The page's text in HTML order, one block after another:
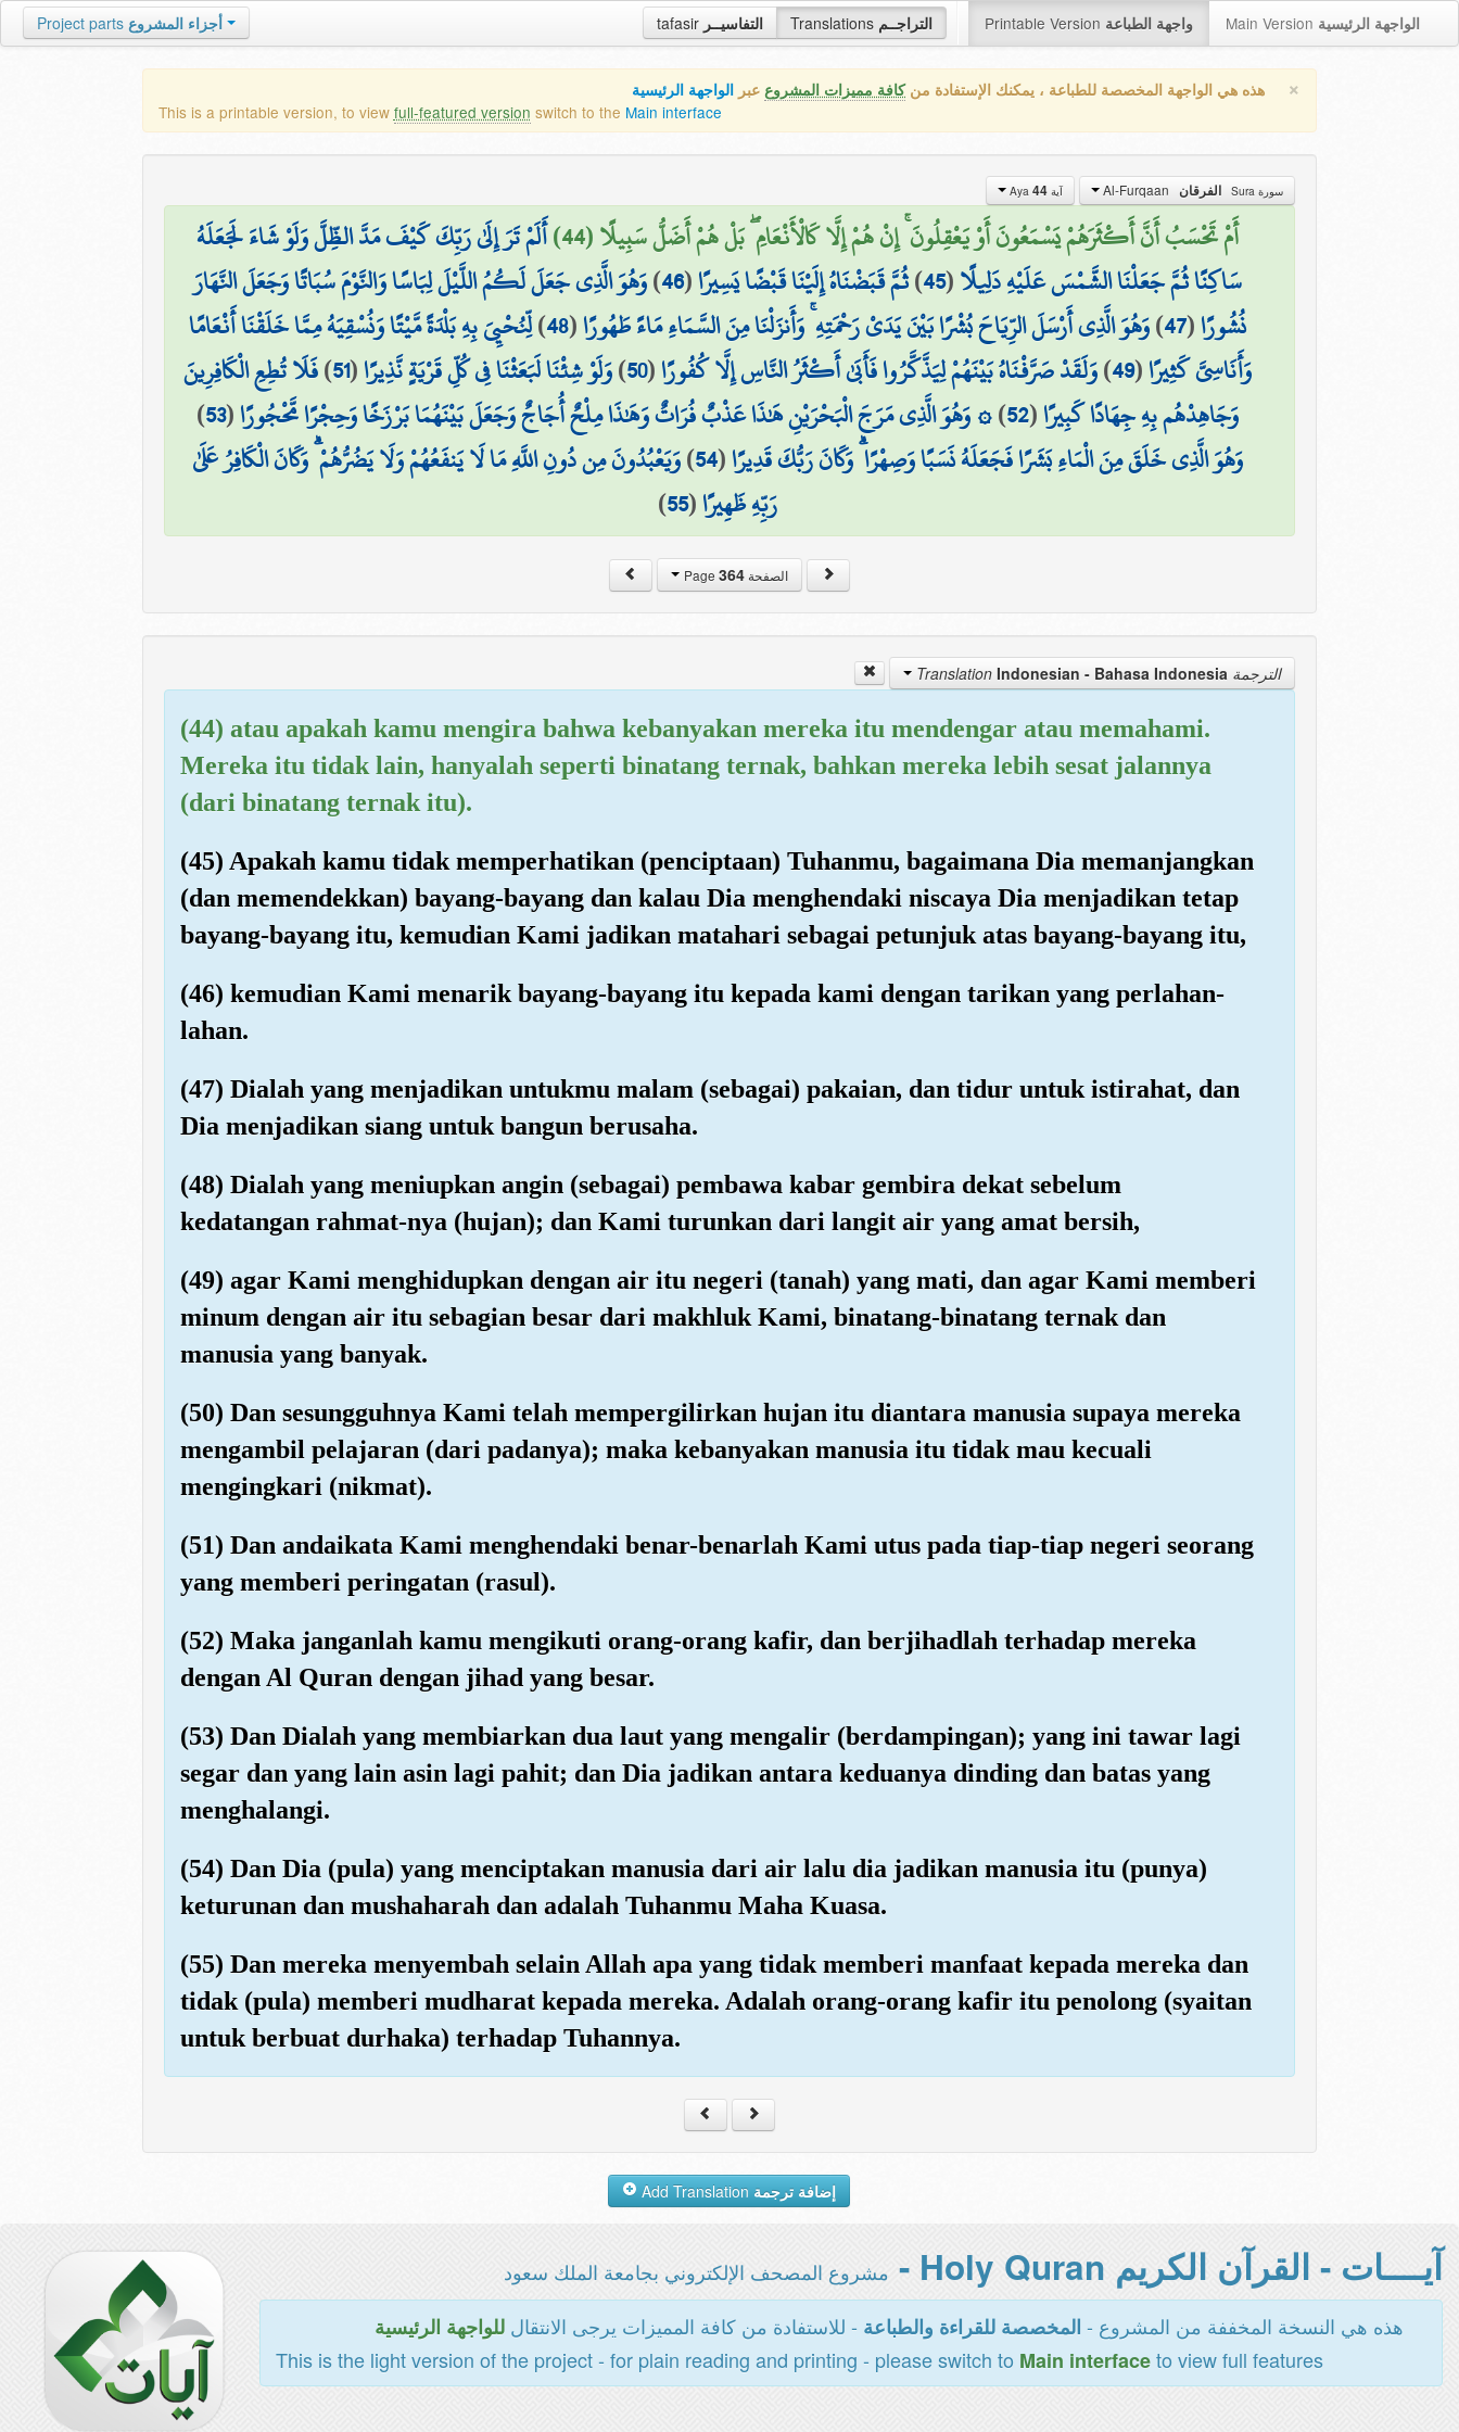
tafasir التفاسيــر Translations التراجــم Printable Version واجهة الطباعة Main Version الواجهة الرئيسية Project parts أجزاء المشروع
× هذه هي الواجهة المخصصة للطباعة ، يمكنك الإستفادة منكافة مميزات المشروع عبر الواجهة الرئيسية
This is a printable version, to view full-featured version switch to the Main interface
سورة Sura الفرقان آية Aya 44
أَمْ تَحْسَبُ أَنَّ أَكْثَرَهُمْ يَسْمَعُونَ أَوْ يَعْقِلُونَ ۚ إِنْ هُمْ إِلَّا كَالْأَنْعَامِ ۖ بَلْ هُمْ أَضَلُّ سَبِيلًا (44)
أَلَمْ تَرَ إِلَىٰ رَبِّكَ كَيْفَ مَدَّ الظِّلَّ وَلَوْ شَاءَ لَجَعَلَهُ
سَاكِنًا ثُمَّ جَعَلْنَا الشَّمْسَ عَلَيْهِ دَلِيلًا(
45
)ثُمَّ قَبَضْنَاهُ إِلَيْنَا قَبْضًا يَسِيرًا(
46
)وَهُوَ الَّذِي جَعَلَ لَكُمُ اللَّيْلَ لِبَاسًا وَالنَّوْمَ سُبَاتًا وَجَعَلَ النَّهَارَ
نُشُورًا(
47
)وَهُوَ الَّذِي أَرْسَلَ الرِّيَاحَ بُشْرًا بَيْنَ يَدَيْ رَحْمَتِهِ ۚ وَأَنزَلْنَا مِنَ السَّمَاءِ مَاءً طَهُورًا(
48
)لِّنُحْيِيَ بِهِ بَلْدَةً مَّيْتًا وَنُسْقِيَهُ مِمَّا خَلَقْنَا أَنْعَامًا
وَأَنَاسِيَّ كَثِيرًا(
49
)وَلَقَدْ صَرَّفْنَاهُ بَيْنَهُمْ لِيَذَّكَّرُوا فَأَبَىٰ أَكْثَرُ النَّاسِ إِلَّا كُفُورًا(
50
)وَلَوْ شِئْنَا لَبَعَثْنَا فِي كُلِّ قَرْيَةٍ نَّذِيرًا(
51
)فَلَا تُطِعِ الْكَافِرِينَ
وَجَاهِدْهُم بِهِ جِهَادًا كَبِيرًا(
52
)۞ وَهُوَ الَّذِي مَرَجَ الْبَحْرَيْنِ هَٰذَا عَذْبٌ فُرَاتٌ وَهَٰذَا مِلْحٌ أُجَاجٌ وَجَعَلَ بَيْنَهُمَا بَرْزَخًا وَحِجْرًا مَّحْجُورًا(
53
)
وَهُوَ الَّذِي خَلَقَ مِنَ الْمَاءِ بَشَرًا فَجَعَلَهُ نَسَبًا وَصِهْرًا ۗ وَكَانَ رَبُّكَ قَدِيرًا(
54
)وَيَعْبُدُونَ مِن دُونِ اللَّهِ مَا لَا يَنفَعُهُمْ وَلَا يَضُرُّهُمْ ۗ وَكَانَ الْكَافِرُ عَلَىٰ
رَبِّهِ ظَهِيرًا(
55
)
الصفحة Page364
الترجمة Translation Indonesian - Bahasa Indonesia
(44) atau apakah kamu mengira bahwa kebanyakan mereka itu mendengar atau memahami.
Mereka itu tidak lain, hanyalah seperti binatang ternak, bahkan mereka lebih sesat jalannya
(dari binatang ternak itu).
(45) Apakah kamu tidak memperhatikan (penciptaan) Tuhanmu, bagaimana Dia memanjangkan
(dan memendekkan) bayang-bayang dan kalau Dia menghendaki niscaya Dia menjadikan tetap
bayang-bayang itu, kemudian Kami jadikan matahari sebagai petunjuk atas bayang-bayang itu,
(46) kemudian Kami menarik bayang-bayang itu kepada kami dengan tarikan yang perlahan-
lahan.
(47) Dialah yang menjadikan untukmu malam (sebagai) pakaian, dan tidur untuk istirahat, dan
Dia menjadikan siang untuk bangun berusaha.
(48) Dialah yang meniupkan angin (sebagai) pembawa kabar gembira dekat sebelum
kedatangan rahmat-nya (hujan); dan Kami turunkan dari langit air yang amat bersih,
(49) agar Kami menghidupkan dengan air itu negeri (tanah) yang mati, dan agar Kami memberi
minum dengan air itu sebagian besar dari makhluk Kami, binatang-binatang ternak dan
manusia yang banyak.
(50) Dan sesungguhnya Kami telah mempergilirkan hujan itu diantara manusia supaya mereka
mengambil pelajaran (dari padanya); maka kebanyakan manusia itu tidak mau kecuali
mengingkari (nikmat).
(51) Dan andaikata Kami menghendaki benar-benarlah Kami utus pada tiap-tiap negeri seorang
yang memberi peringatan (rasul).
(52) Maka janganlah kamu mengikuti orang-orang kafir, dan berjihadlah terhadap mereka
dengan Al Quran dengan jihad yang besar.
(53) Dan Dialah yang membiarkan dua laut yang mengalir (berdampingan); yang ini tawar lagi
segar dan yang lain asin lagi pahit; dan Dia jadikan antara keduanya dinding dan batas yang
menghalangi.
(54) Dan Dia (pula) yang menciptakan manusia dari air lalu dia jadikan manusia itu (punya)
keturunan dan mushaharah dan adalah Tuhanmu Maha Kuasa.
(55) Dan mereka menyembah selain Allah apa yang tidak memberi manfaat kepada mereka dan
tidak (pula) memberi mudharat kepada mereka. Adalah orang-orang kafir itu penolong (syaitan
untuk berbuat durhaka) terhadap Tuhannya.
إضافة ترجمة
آيــــات - القرآن الكريم Holy Quran - مشروع المصحف الإلكتروني بجامعة الملك سعود
هذه هي النسخة المخففة من المشروع - المخصصة للقراءة والطباعة - للاستفادة من كافة المميزات يرجى الانتقالللواجهة الرئيسية
This is the light version of the project - for plain reading and printing - please switch to Main interfaceto view full features